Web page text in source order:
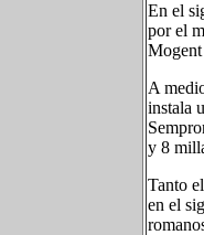
En el
por el
A
instala
y 8
Tanto
en el